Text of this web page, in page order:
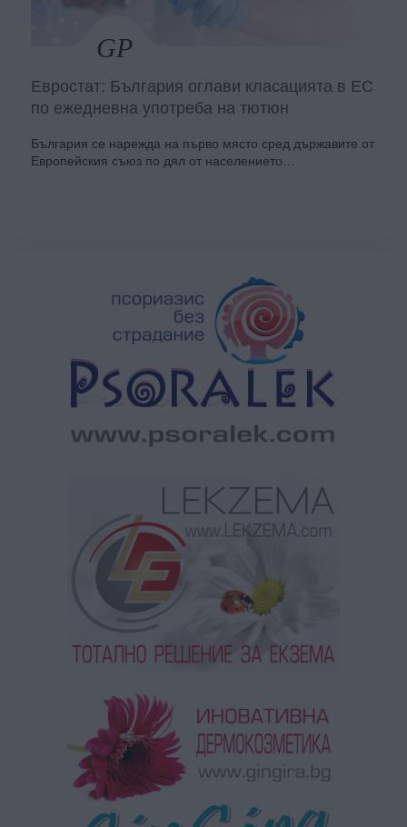
Евростат: България оглави класацията в ЕС
по ежедневна употреба на тютюн
България се нарежда на първо място сред държавите от
Европейския съюз по дял от населението…